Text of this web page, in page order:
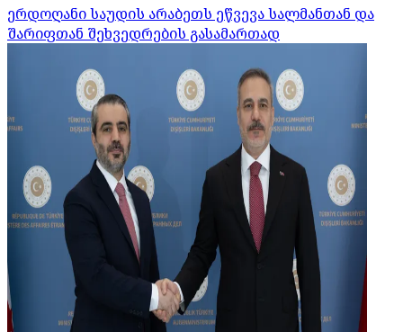
ერდოღანი საუდის არაბეთს ეწვევა სალმანთან და
შარიფთან შეხვედრების გასამართად